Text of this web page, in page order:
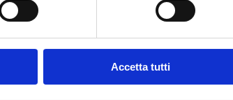
Accetta tutti